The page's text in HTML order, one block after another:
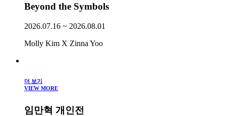
Beyond the Symbols
2026.07.16 ~ 2026.08.01
Molly Kim X Zinna Yoo
더 보기
VIEW MORE
임만혁 개인전